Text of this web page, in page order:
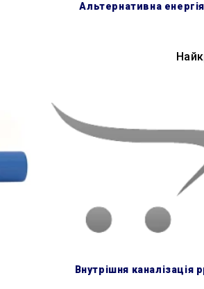
альтернативна енергія
внутрішня каналізація